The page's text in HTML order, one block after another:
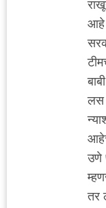
आहे
लस
उणे
तर